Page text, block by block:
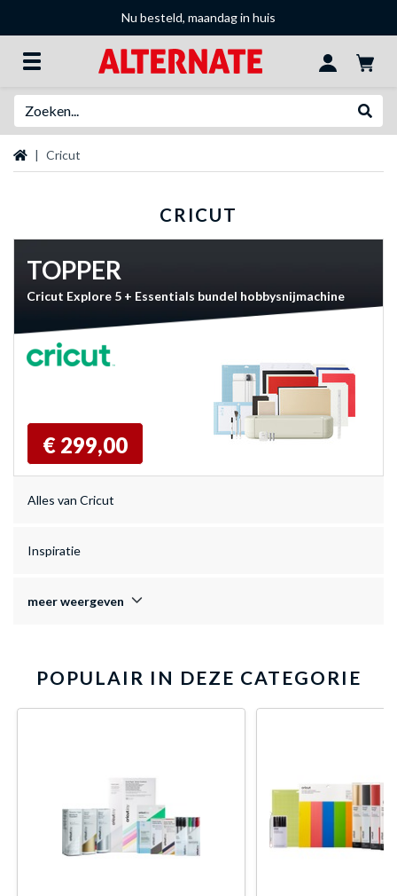
Nu besteld, maandag in huis
Startpagina
Cricut
CRICUT
TOPPER
Cricut Explore 5 + Essentials bundel hobbysnijmachine
€ 299,00
Alles van Cricut
Inspiratie
meer weergeven
POPULAIR IN DEZE CATEGORIE